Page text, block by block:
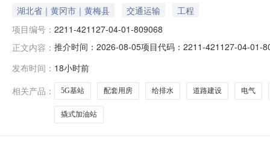
湖北省｜黄冈市｜黄梅县 交通运输
工程
项目编号： 2211-421127-04-01-809068
正文内容： 推介时间：2026-08-05项目代码：2211-421127-04-01-
明、绿化、监控等辅助工程、总投资（万元）：
发布时间： 18小时前
相关产品：
5G基站 配套用房 给排水 道路建设 电气
撬式加油站